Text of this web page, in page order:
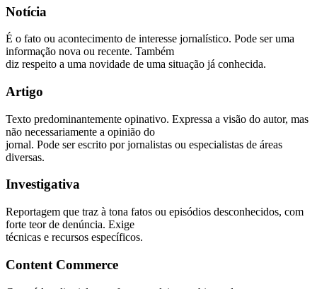
Notícia
É o fato ou acontecimento de interesse jornalístico. Pode ser uma
informação nova ou recente. Também
diz respeito a uma novidade de uma situação já conhecida.
Artigo
Texto predominantemente opinativo. Expressa a visão do autor, mas
não necessariamente a opinião do
jornal. Pode ser escrito por jornalistas ou especialistas de áreas
diversas.
Investigativa
Reportagem que traz à tona fatos ou episódios desconhecidos, com
forte teor de denúncia. Exige
técnicas e recursos específicos.
Content Commerce